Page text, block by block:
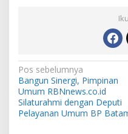
N
a
v
i
Pos sebelumnya
Bangun Sinergi, Pimpinan
Umum RBNnews.co.id
Silaturahmi dengan Deputi
Pelayanan Umum BP